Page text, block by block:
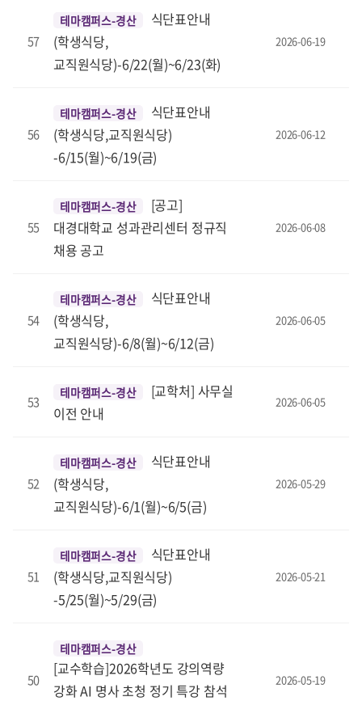
57
테마캠퍼스-경산
식단표안내
(학생식당,
교직원식당)-6/22(월)~6/23(화)
2026-06-19
56
테마캠퍼스-경산
식단표안내
(학생식당,교직원식당)
-6/15(월)~6/19(금)
2026-06-12
55
테마캠퍼스-경산
[공고]
대경대학교 성과관리센터 정규직
채용 공고
2026-06-08
54
테마캠퍼스-경산
식단표안내
(학생식당,
교직원식당)-6/8(월)~6/12(금)
2026-06-05
53
테마캠퍼스-경산
[교학처] 사무실
이전 안내
2026-06-05
52
테마캠퍼스-경산
식단표안내
(학생식당,
교직원식당)-6/1(월)~6/5(금)
2026-05-29
51
테마캠퍼스-경산
식단표안내
(학생식당,교직원식당)
-5/25(월)~5/29(금)
2026-05-21
50
테마캠퍼스-경산
[교수학습]2026학년도 강의역량
강화 AI 명사 초청 정기 특강 참석
2026-05-19